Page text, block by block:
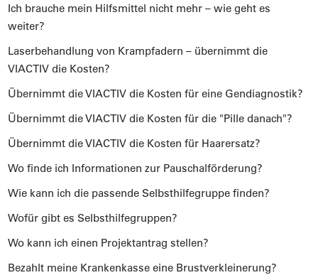
Ich brauche mein Hilfsmittel nicht mehr – wie geht es
weiter?
Laserbehandlung von Krampfadern – übernimmt die
VIACTIV die Kosten?
Übernimmt die VIACTIV die Kosten für eine Gendiagnostik?
Übernimmt die VIACTIV die Kosten für die "Pille danach"?
Übernimmt die VIACTIV die Kosten für Haarersatz?
Wo finde ich Informationen zur Pauschalförderung?
Wie kann ich die passende Selbsthilfegruppe finden?
Wofür gibt es Selbsthilfegruppen?
Wo kann ich einen Projektantrag stellen?
Bezahlt meine Krankenkasse eine Brustverkleinerung?